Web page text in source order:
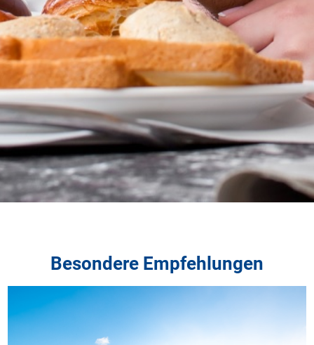
Besondere Empfehlungen